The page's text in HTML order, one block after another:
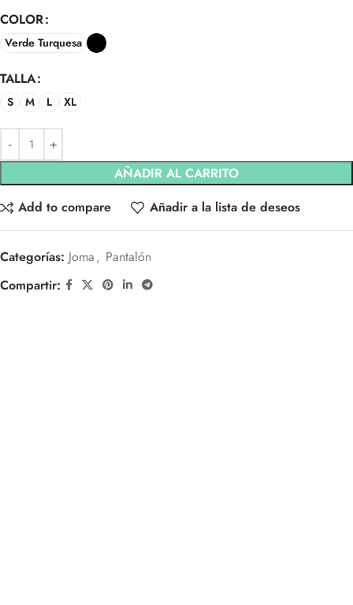
COLOR
Verde Turquesa
TALLA
S M L XL
AÑADIR AL CARRITO
Add to compare
Añadir a la lista de deseos
Categorías: Joma, Pantalón
Compartir: